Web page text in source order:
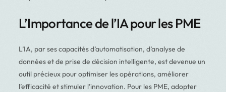
L’Importance de l’IA pour les PME
L’IA, par ses capacités d’automatisation, d’analyse de
données et de prise de décision intelligente, est devenue un
outil précieux pour optimiser les opérations, améliorer
l’efficacité et stimuler l’innovation. Pour les PME, adopter